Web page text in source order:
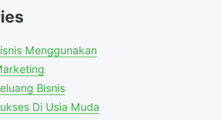
Menggunakan
Bisnis
Di Usia Muda